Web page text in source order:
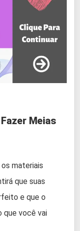
Meias
materiais
que suas
e que o
que você vai